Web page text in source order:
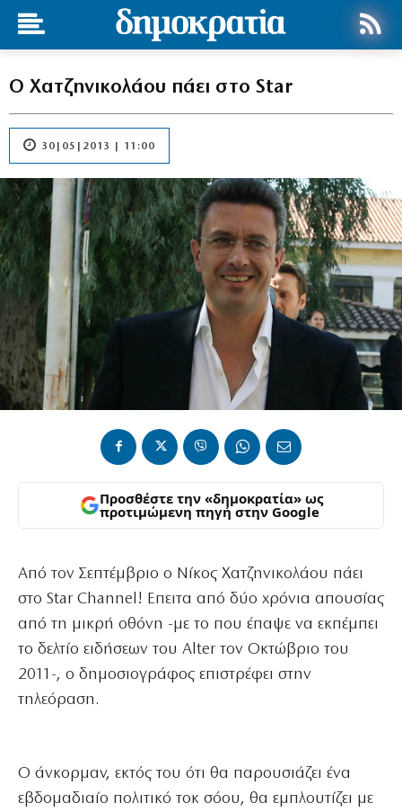
Ο Χατζηνικολάου πάει στο Star
30|05|2013 | 11:00
Προσθέστε την «δημοκρατία» ως
προτιμώμενη πηγή στην Google
Από τον Σεπτέμβριο ο Νίκος Χατζηνικολάου πάει
στο Star Channel! Επειτα από δύο χρόνια απουσίας
από τη μικρή οθόνη -με το που έπαψε να εκπέμπει
το δελτίο ειδήσεων του Alter τον Οκτώβριο του
2011-, ο δημοσιογράφος επιστρέφει στην
τηλεόραση.
Ο άνκορμαν, εκτός του ότι θα παρουσιάζει ένα
εβδομαδιαίο πολιτικό τοκ σόου, θα εμπλουτίζει με